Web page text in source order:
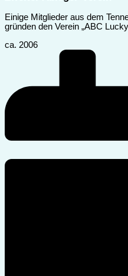
Einige Mitglieder aus dem
gründen den Verein „ABC
ca. 2006